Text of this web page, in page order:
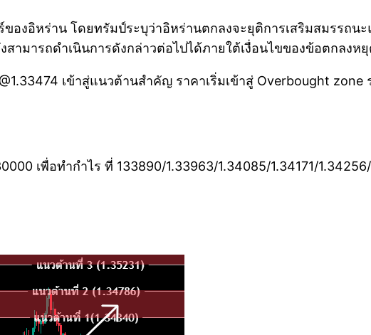
องอิหร่าน โดยทรัมป์ระบุว่าอิหร่านตกลงจะยุติการเสริมสมรรถน
ามารถดำเนินการดังกล่าวต่อไปได้ภายใต้เงื่อนไขของข้อตกลงห
เข้าสู่แนวต้านสำคัญ ราคาเริ่มเข้าสู่ Overbought zone
เพื่อทำกำไร ที่ 133890/1.33963/1.34085/1.34171/